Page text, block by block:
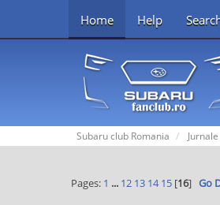
Home Help
Subaru club Romania
Pages: 1 ... 12 13 14 15[16] Go